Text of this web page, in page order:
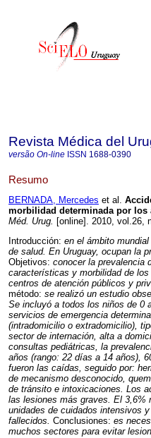
Revista Médica del
versão On-line ISSN 1688-0390
Resumo
BERNADA, Mercedes et al.
morbilidad determinada por los
Méd. Urug. [online]. 2010, vol.26,
Introducción: en el ámbito mundial
de salud. En Uruguay, ocupan la
Objetivos: conocer la prevalencia
características y morbilidad de
centros de atención públicos y
método: se realizó un estudio
Se incluyó a todos los niños de 0
servicios de emergencia
(intradomicilio o extradomicilio),
sector de internación, alta a
consultas pediátricas, la
años (rango: 22 días a 14 años),
fueron las caídas, seguido por:
de mecanismo desconocido,
de tránsito e intoxicaciones. Los
las lesiones más graves. El 3,6%
unidades de cuidados intensivos
fallecidos. Conclusiones: es
muchos sectores para evitar